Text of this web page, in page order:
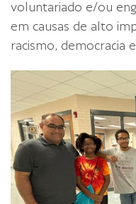
voluntariado e/ou
em causas de alto
racismo, democracia